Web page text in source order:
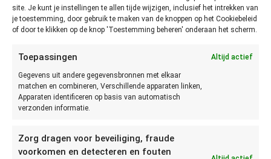
site. Je kunt je instellingen te allen tijde wijzigen, inclusief het intrekken van
je toestemming, door gebruik te maken van de knoppen op het Cookiebeleid
of door te klikken op de knop 'Toestemming beheren' onderaan het scherm.
Toepassingen Altijd actief
Gegevens uit andere gegevensbronnen met elkaar
matchen en combineren, Verschillende apparaten linken,
Apparaten identificeren op basis van automatisch
verzonden informatie.
Zorg dragen voor beveiliging, fraude
voorkomen en detecteren en fouten
Ruik en kijk goed of het nog houdbaar is. Als het bedorven
ruikt, beschimmeld is, of er gewoonweg niet goed uitziet, is
het bedorven. In andere gevallen kan je het vaak nog eten.
Asperges bewaren in koelkast
Geopende asperges in blik of glas kunnen tot 2 dagen in de
koelkast bewaard worden. Zorg ervoor dat je de asperges
waarin je ze gekocht hebt. Asperges uit blik kan je het beste
bewaren in een vershoudbakje. Zorg dat je de asperges met